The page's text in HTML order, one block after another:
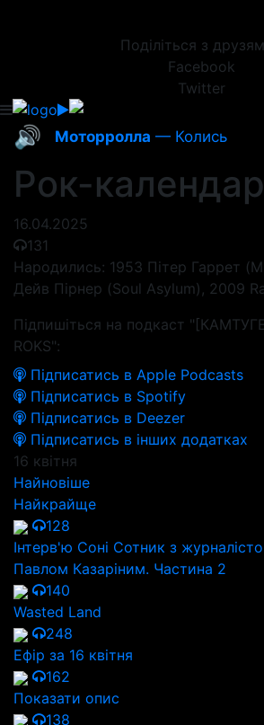
Поділіться з
Facebook
Twitter
🔊 Моторролла — Колись
Рок-календар
16.04.2025
131
Народились: 1953 Пітер Гаррет
Дейв Пірнер (Soul Asylum), 2009
Підпишіться на подкаст
ROKS":
Підписатись в Apple Podcasts
Підписатись в Spotify
Підписатись в Deezer
Підписатись в інших додатках
16 квітня
Найновіше
Найкрайще
128
Інтерв'ю Соні Сотник з
Павлом Казаріним. Частина 2
140
Wasted Land
248
Ефір за 16 квітня
162
Показати опис
138